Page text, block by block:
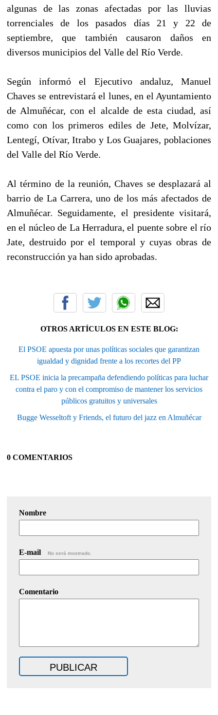
algunas de las zonas afectadas por las lluvias
torrenciales de los pasados días 21 y 22 de
septiembre, que también causaron daños en
diversos municipios del Valle del Río Verde.
Según informó el Ejecutivo andaluz, Manuel
Chaves se entrevistará el lunes, en el Ayuntamiento
de Almuñécar, con el alcalde de esta ciudad, así
como con los primeros ediles de Jete, Molvízar,
Lentegí, Otívar, Itrabo y Los Guajares, poblaciones
del Valle del Río Verde.
Al término de la reunión, Chaves se desplazará al
barrio de La Carrera, uno de los más afectados de
Almuñécar. Seguidamente, el presidente visitará,
en el núcleo de La Herradura, el puente sobre el río
Jate, destruido por el temporal y cuyas obras de
reconstrucción ya han sido aprobadas.
OTROS ARTÍCULOS EN ESTE BLOG:
El PSOE apuesta por unas políticas sociales que garantizan
igualdad y dignidad frente a los recortes del PP
EL PSOE inicia la precampaña defendiendo políticas para luchar
contra el paro y con el compromiso de mantener los servicios
públicos gratuitos y universales
Bugge Wesseltoft y Friends, el futuro del jazz en Almuñécar
0 COMENTARIOS
Nombre
E-mail No será mostrado.
Comentario